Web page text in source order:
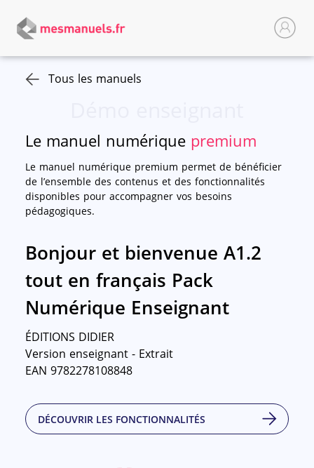
Tous les manuels
Le manuel numérique premium
Le manuel numérique premium permet de bénéficier
de l’ensemble des contenus et des fonctionnalités
disponibles pour accompagner vos besoins
pédagogiques.
Bonjour et bienvenue A1.2
tout en français Pack
Numérique Enseignant
ÉDITIONS DIDIER
Version enseignant - Extrait
EAN 9782278108848
DÉCOUVRIR LES FONCTIONNALITÉS